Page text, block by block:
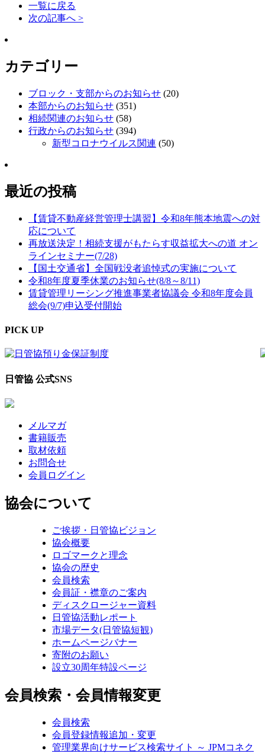
一覧に戻る
次の記事へ >
カテゴリー
ブロック・支部からのお知らせ (20)
本部からのお知らせ (351)
相続関連のお知らせ (58)
行政からのお知らせ (394)
新型コロナウイルス関連 (50)
最近の投稿
【賃貸不動産経営管理士講習】令和8年熊本地震への対
応について
再放送決定！相続支援がもたらす収益拡大への道 オン
ラインセミナー(7/28)
【国土交通省】全国戦没者追悼式の実施について
令和8年度夏季休業のお知らせ(8/8～8/11)
賃貸管理リーシング推進事業者協議会 令和8年度会員
総会(9/7)申込受付開始
PICK UP
日管協 公式SNS
メルマガ
書籍販売
取材依頼
お問合せ
会員ログイン
協会について
ご挨拶・日管協ビジョン
協会概要
ロゴマークと理念
協会の歴史
会員検索
会員証・襟章のご案内
ディスクロージャー資料
日管協活動レポート
市場データ(日管協短観)
ホームページバナー
寄附のお願い
設立30周年特設ページ
会員検索・会員情報変更
会員検索
会員登録情報追加・変更
管理業界向けサービス検索サイト ～ JPMコネク